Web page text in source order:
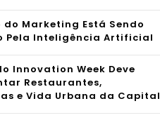
do Marketing Está Sendo
Pela Inteligência Artificial
Innovation Week Deve
Restaurantes,
e Vida Urbana da Capital